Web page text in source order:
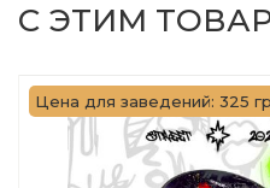
С ЭТИМ
Цена для заведений: 325